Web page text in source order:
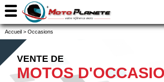
Accueil > Occasions
VENTE DE
MOTOS